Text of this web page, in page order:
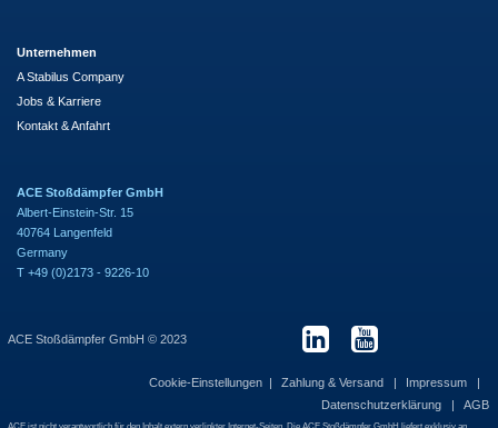
Unternehmen
A Stabilus Company
Jobs & Karriere
Kontakt & Anfahrt
ACE Stoßdämpfer GmbH
Albert-Einstein-Str. 15
40764 Langenfeld
Germany
T +49 (0)2173 - 9226-10
ACE Stoßdämpfer GmbH © 2023
Cookie-Einstellungen Zahlung & Versand
Impressum
Datenschutzerklärung
AGB